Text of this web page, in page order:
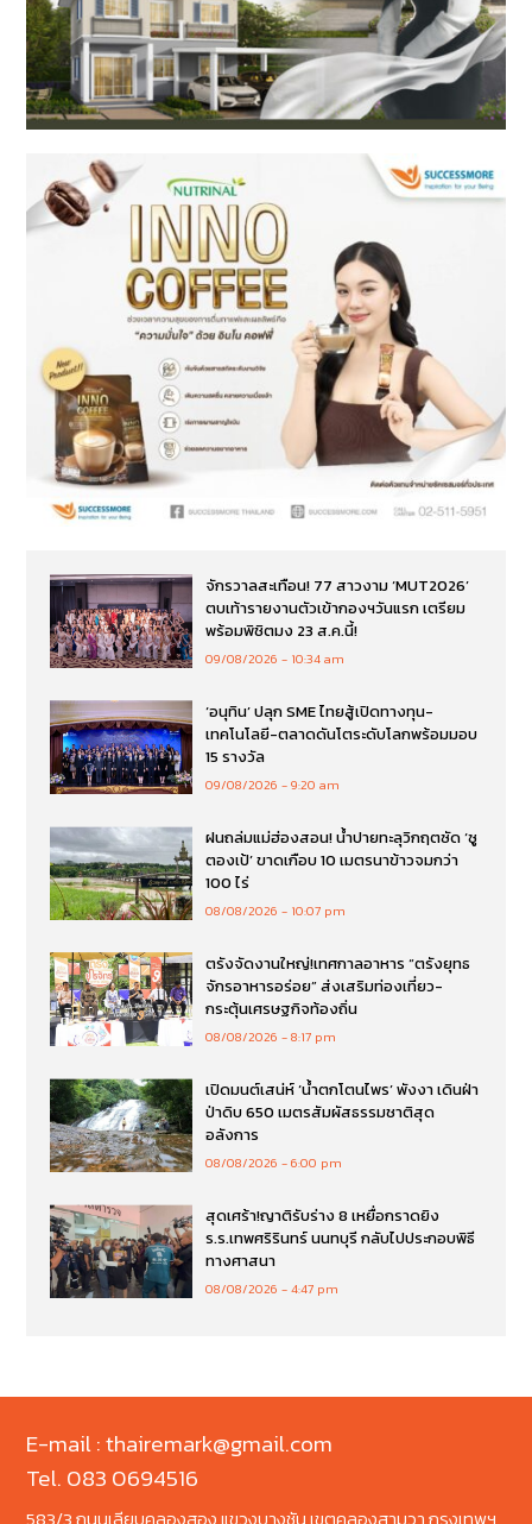
จักรวาลสะเทือน! 77 สาวงาม ‘MUT2026’
ตบเท้ารายงานตัวเข้ากองฯวันแรก เตรียม
พร้อมพิชิตมง 23 ส.ค.นี้!
09/08/2026 10:34 am
‘อนุทิน’ ปลุก SME ไทยสู้เปิดทางทุน-
เทคโนโลยี-ตลาดดันโตระดับโลกพร้อมมอบ
15 รางวัล
09/08/2026 9:20 am
ฝนถล่มแม่ฮ่องสอน! น้ำปายทะลุวิกฤตซัด ‘ซู
ตองเป้’ ขาดเกือบ 10 เมตรนาข้าวจมกว่า
100 ไร่
08/08/2026 10:07 pm
ตรังจัดงานใหญ่!เทศกาลอาหาร “ตรังยุทธ
จักรอาหารอร่อย” ส่งเสริมท่องเที่ยว-
กระตุ้นเศรษฐกิจท้องถิ่น
08/08/2026 8:17 pm
เปิดมนต์เสน่ห์ ‘น้ำตกโตนไพร’ พังงา เดินฝ่า
ป่าดิบ 650 เมตรสัมผัสธรรมชาติสุด
อลังการ
08/08/2026 6:00 pm
สุดเศร้า!ญาติรับร่าง 8 เหยื่อกราดยิง
ร.ร.เทพศริรินทร์ นนทบุรี กลับไปประกอบพิธี
ทางศาสนา
08/08/2026 4:47 pm
E-mail : thairemark@gmail.com
Tel. 083 0694516